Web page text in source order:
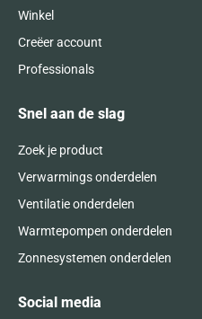
Winkel
Creëer account
Professionals
Snel aan de slag
Zoek je product
Verwarmings onderdelen
Ventilatie onderdelen
Warmtepompen onderdelen
Zonnesystemen onderdelen
Social media